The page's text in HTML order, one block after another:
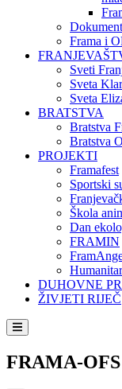
Frama i
Sveti
Sveta
Sveta
BRATSTVA
Bratstva
Bratstva
PROJEKTI
Framafest
Sportski
Škola
Dan
FRAMIN
DUHOVNE
ŽIVJETI RIJEČ
FRAMA-OFS